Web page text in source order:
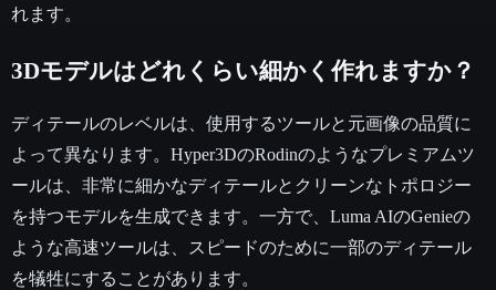
れます。
3Dモデルはどれくらい細かく作れますか？
ディテールのレベルは、使用するツールと元画像の品質に
よって異なります。Hyper3DのRodinのようなプレミアムツ
ールは、非常に細かなディテールとクリーンなトポロジー
を持つモデルを生成できます。一方で、Luma AIのGenieの
ような高速ツールは、スピードのために一部のディテール
を犠牲にすることがあります。